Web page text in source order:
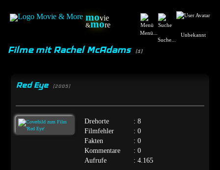
movie
&more
Menü...
Suche...
Unbekannt
Filme mit Rachel McAdams (1)
Red Eye [2005]
Drehorte
: 8
Filmfehler
: 0
Fakten
: 0
Kommentare
: 0
Aufrufe
: 4.165